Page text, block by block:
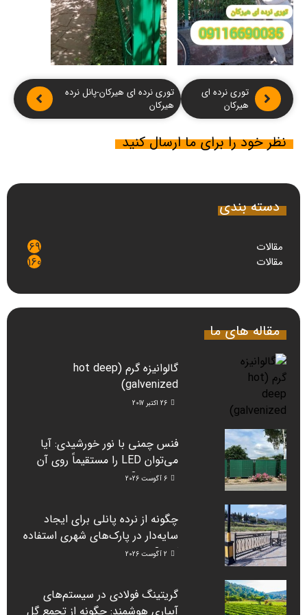
توری نرده ای
هیرکان
توری نرده ای هیرکان-پانل نرده
هیرکان
نظر خود را برای ما ارسال کنید
دسته بندی
مقالات 69
مقالات 160
مقاله های ما
گالوانیزه گرم (hot deep
galvenized)
26 اکتبر 2017
فنس چمنی با نور خورشیدی: آیا
می‌توان LED را مستقیماً روی آن
نصب کرد؟
6 آگوست 2026
چگونه از نرده پانلی برای ایجاد
سایه‌دار در پارک‌های شهری استفاده
کنیم؟
2 آگوست 2026
گریتینگ فولادی در سیستم‌های
آبیاری هوشمند: چگونه از تجمع گِل